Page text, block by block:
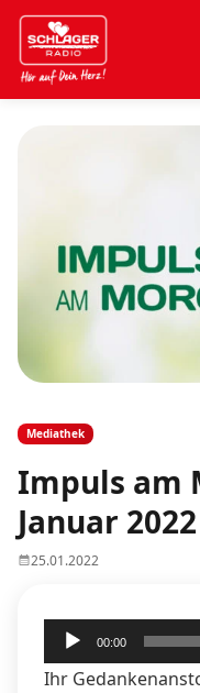
Mediathek
Impuls am
Januar 2022
25.01.2022
Audio-
Player
00:00
Ihr